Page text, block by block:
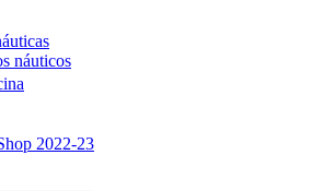
náuticos
2022-23